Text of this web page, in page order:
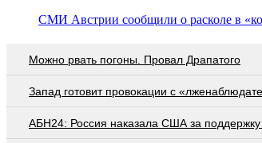
СМИ Австрии сообщили о расколе в
Можно рвать погоны. Провал Драпатого
Запад готовит провокации с
АБН24: Россия наказала США за поддержку